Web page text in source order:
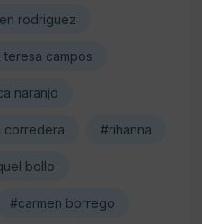
rodriguez
teresa campos
naranjo
corredera #rihanna
bollo
#carmen borrego